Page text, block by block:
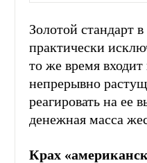
Золотой стандарт
практически
то же время
непрерывно
реагировать на ее
денежная масса
Крах